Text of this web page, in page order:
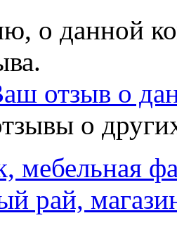
о данной
отзыв о
о
мебельная
рай,